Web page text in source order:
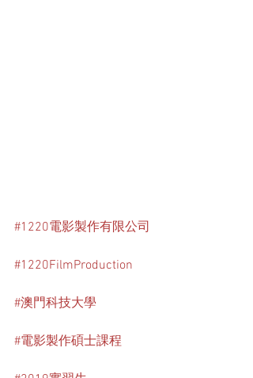
#1220電影製作有限公司
#1220FilmProduction
#澳門科技大學
#電影製作碩士課程